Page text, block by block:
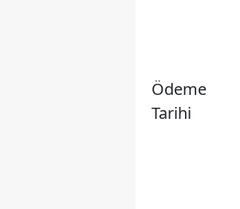
Ödeme
Tarihi